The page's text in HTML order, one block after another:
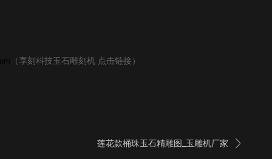
（享刻科技玉石雕刻机 点击链接）

莲花款桶珠玉石精雕图_玉雕机厂家